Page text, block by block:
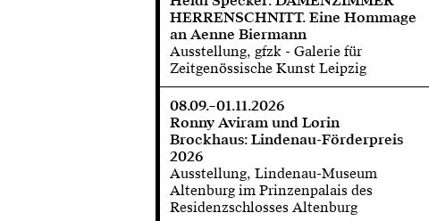
HERRENSCHNITT. Eine Hommage
an Aenne Biermann
Ausstellung, gfzk - Galerie für
Zeitgenössische Kunst Leipzig
08.09.–01.11.2026
Ronny Aviram und Lorin
Brockhaus: Lindenau-Förderpreis
2026
Ausstellung, Lindenau-Museum
Altenburg im Prinzenpalais des
Residenzschlosses Altenburg